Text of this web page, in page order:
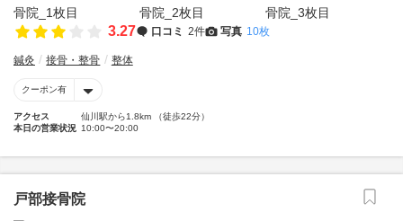
3.27 口コミ 2件 写真 10枚
鍼灸 接骨・整骨 整体
クーポン有
アクセス
仙川駅から1.8km （徒歩22分）
本日の営業状況 10:00〜20:00
戸部接骨院